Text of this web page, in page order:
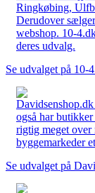
Ringkøbing,
Derudover
webshop. 10-
deres udvalg.
Se udvalget på 10-
også har
rigtig meget over
byggemarkeder
Se udvalget på